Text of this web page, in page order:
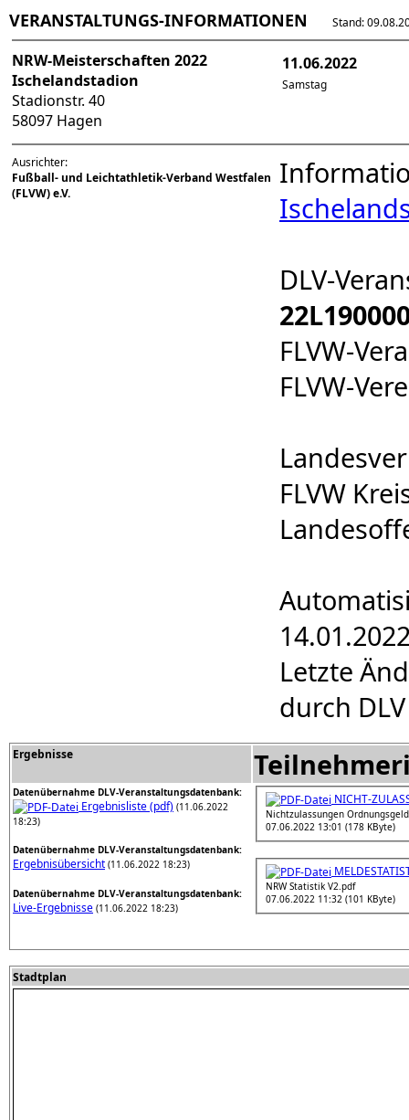
VERANSTALTUNGS-INFORMATIONEN Stand:
NRW-Meisterschaften 2022
Ischelandstadion
Stadionstr. 40
58097 Hagen
11.06.2022
Samstag
Ausrichter:
Fußball- und Leichtathletik-Verband Westfalen
(FLVW) e.V.
DLV-
FLVW-
FLVW-
FLVW
Letzte
durch
Ergebnisse
Datenübernahme DLV-Veranstaltungsdatenbank:
Ergebnisliste (pdf) (11.06.2022
18:23)
Datenübernahme DLV-Veranstaltungsdatenbank:
Ergebnisübersicht (11.06.2022 18:23)
Datenübernahme DLV-Veranstaltungsdatenbank:
Live-Ergebnisse (11.06.2022 18:23)
NICHT-
Nichtzulassungen
07.06.2022 13:01 (178 KByte)
NRW Statistik V2.pdf
07.06.2022 11:32 (101 KByte)
Stadtplan